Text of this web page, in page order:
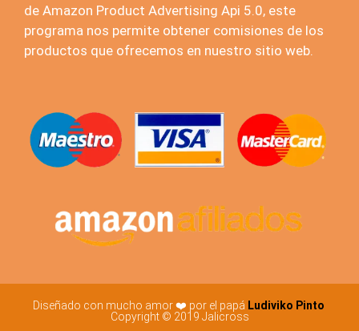
de Amazon Product Advertising Api 5.0, este
programa nos permite obtener comisiones de los
productos que ofrecemos en nuestro sitio web.
Diseñado con mucho amor ❤️ por el papá Ludiviko Pinto
Copyright © 2019 Jalicross